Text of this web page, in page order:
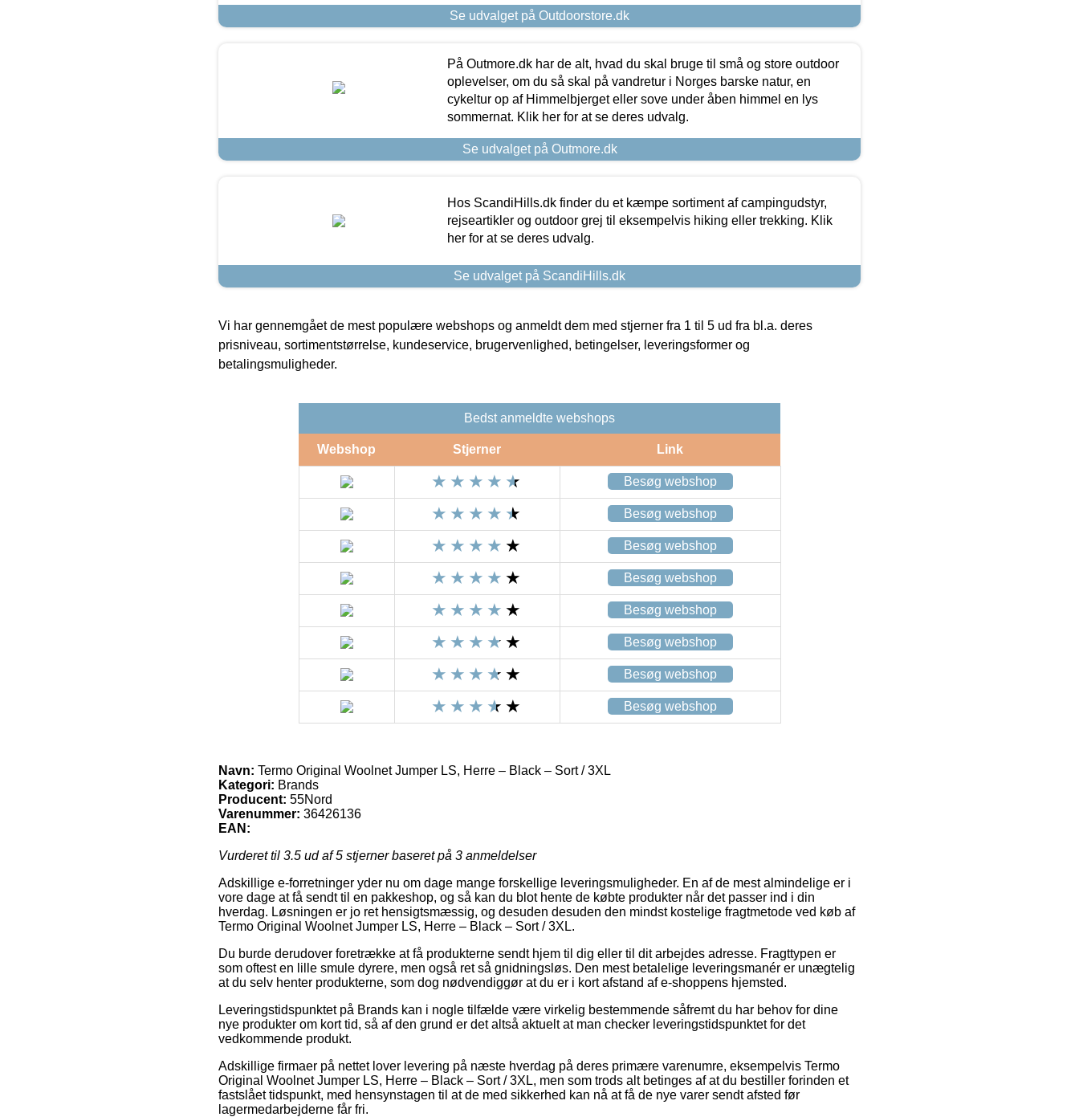
Se udvalget på Outdoorstore.dk
På Outmore.dk har de alt, hvad du skal bruge til små og store outdoor
oplevelser, om du så skal på vandretur i Norges barske natur, en
cykeltur op af Himmelbjerget eller sove under åben himmel en lys
sommernat. Klik her for at se deres udvalg.
Se udvalget på Outmore.dk
Hos ScandiHills.dk finder du et kæmpe sortiment af campingudstyr,
rejseartikler og outdoor grej til eksempelvis hiking eller trekking. Klik
her for at se deres udvalg.
Se udvalget på ScandiHills.dk
Vi har gennemgået de mest populære webshops og anmeldt dem med stjerner fra 1 til 5 ud fra bl.a. deres
prisniveau, sortimentstørrelse, kundeservice, brugervenlighed, betingelser, leveringsformer og
betalingsmuligheder.
Bedst anmeldte webshops
Webshop Stjerner Link
Besøg webshop
Besøg webshop
Besøg webshop
Besøg webshop
Besøg webshop
Besøg webshop
Besøg webshop
Besøg webshop
Navn: Termo Original Woolnet Jumper LS, Herre – Black – Sort / 3XL
Kategori: Brands
Producent: 55Nord
Varenummer: 36426136
EAN:
Vurderet til 3.5 ud af 5 stjerner baseret på 3 anmeldelser
Adskillige e-forretninger yder nu om dage mange forskellige leveringsmuligheder. En af de mest almindelige er i
vore dage at få sendt til en pakkeshop, og så kan du blot hente de købte produkter når det passer ind i din
hverdag. Løsningen er jo ret hensigtsmæssig, og desuden desuden den mindst kostelige fragtmetode ved køb af
Termo Original Woolnet Jumper LS, Herre – Black – Sort / 3XL.
Du burde derudover foretrække at få produkterne sendt hjem til dig eller til dit arbejdes adresse. Fragttypen er
som oftest en lille smule dyrere, men også ret så gnidningsløs. Den mest betalelige leveringsmanér er unægtelig
at du selv henter produkterne, som dog nødvendiggør at du er i kort afstand af e-shoppens hjemsted.
Leveringstidspunktet på Brands kan i nogle tilfælde være virkelig bestemmende såfremt du har behov for dine
nye produkter om kort tid, så af den grund er det altså aktuelt at man checker leveringstidspunktet for det
vedkommende produkt.
Adskillige firmaer på nettet lover levering på næste hverdag på deres primære varenumre, eksempelvis Termo
Original Woolnet Jumper LS, Herre – Black – Sort / 3XL, men som trods alt betinges af at du bestiller forinden et
fastslået tidspunkt, med hensynstagen til at de med sikkerhed kan nå at få de nye varer sendt afsted før
lagermedarbejderne får fri.